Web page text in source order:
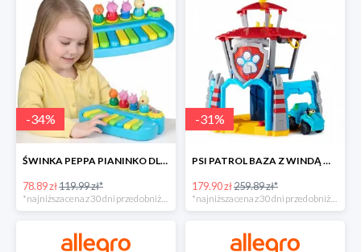
-34%
ŚWINKA PEPPA PIANINKO DLA DZIECI -34%
78.89 zł119.99 zł*
-31%
PSI PATROL BAZA Z WINDĄ WIEŻA + POJAZD AUTO REX -30%
179.90 zł259.89 zł*